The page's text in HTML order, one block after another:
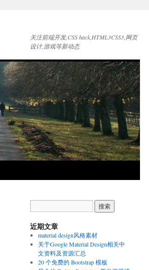
关注前端开发,CSS hack,HTML3CSS3,网页
设计,游戏等新动态
近期文章
material design风格素材
关于Google Material Design相关中
文资料及资源汇总
20 个免费的 Bootstrap 模板